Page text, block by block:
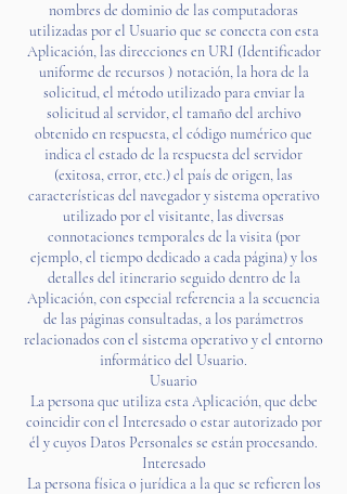
nombres de dominio de las computadoras
utilizadas por el Usuario que se conecta con esta
Aplicación, las direcciones en URI (Identificador
uniforme de recursos )​​ notación, la hora de la
solicitud, el método utilizado para enviar la
solicitud al servidor, el tamaño del archivo
obtenido en respuesta, el código numérico que
indica el estado de la respuesta del servidor
(exitosa, error, etc.) el país de origen, las
características del navegador y sistema operativo
utilizado por el visitante, las diversas
connotaciones temporales de la visita (por
ejemplo, el tiempo dedicado a cada página) y los
detalles del itinerario seguido dentro de la
Aplicación, con especial referencia a la secuencia
de las páginas consultadas, a los parámetros
relacionados con el sistema operativo y el entorno
informático del Usuario.
Usuario
La persona que utiliza esta Aplicación, que debe
coincidir con el Interesado o estar autorizado por
él y cuyos Datos Personales se están procesando.
Interesado
La persona física o jurídica a la que se refieren los